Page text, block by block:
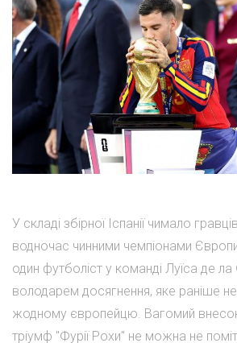
У складі збірної Іспанії чимало
водночас чинними чемпіонами
один футболіст у команді Луїса де ла
володарем досягнення, яке раніше
жодному європейцю. Вагомий
тріумф "Фурії Рохи" не можна не